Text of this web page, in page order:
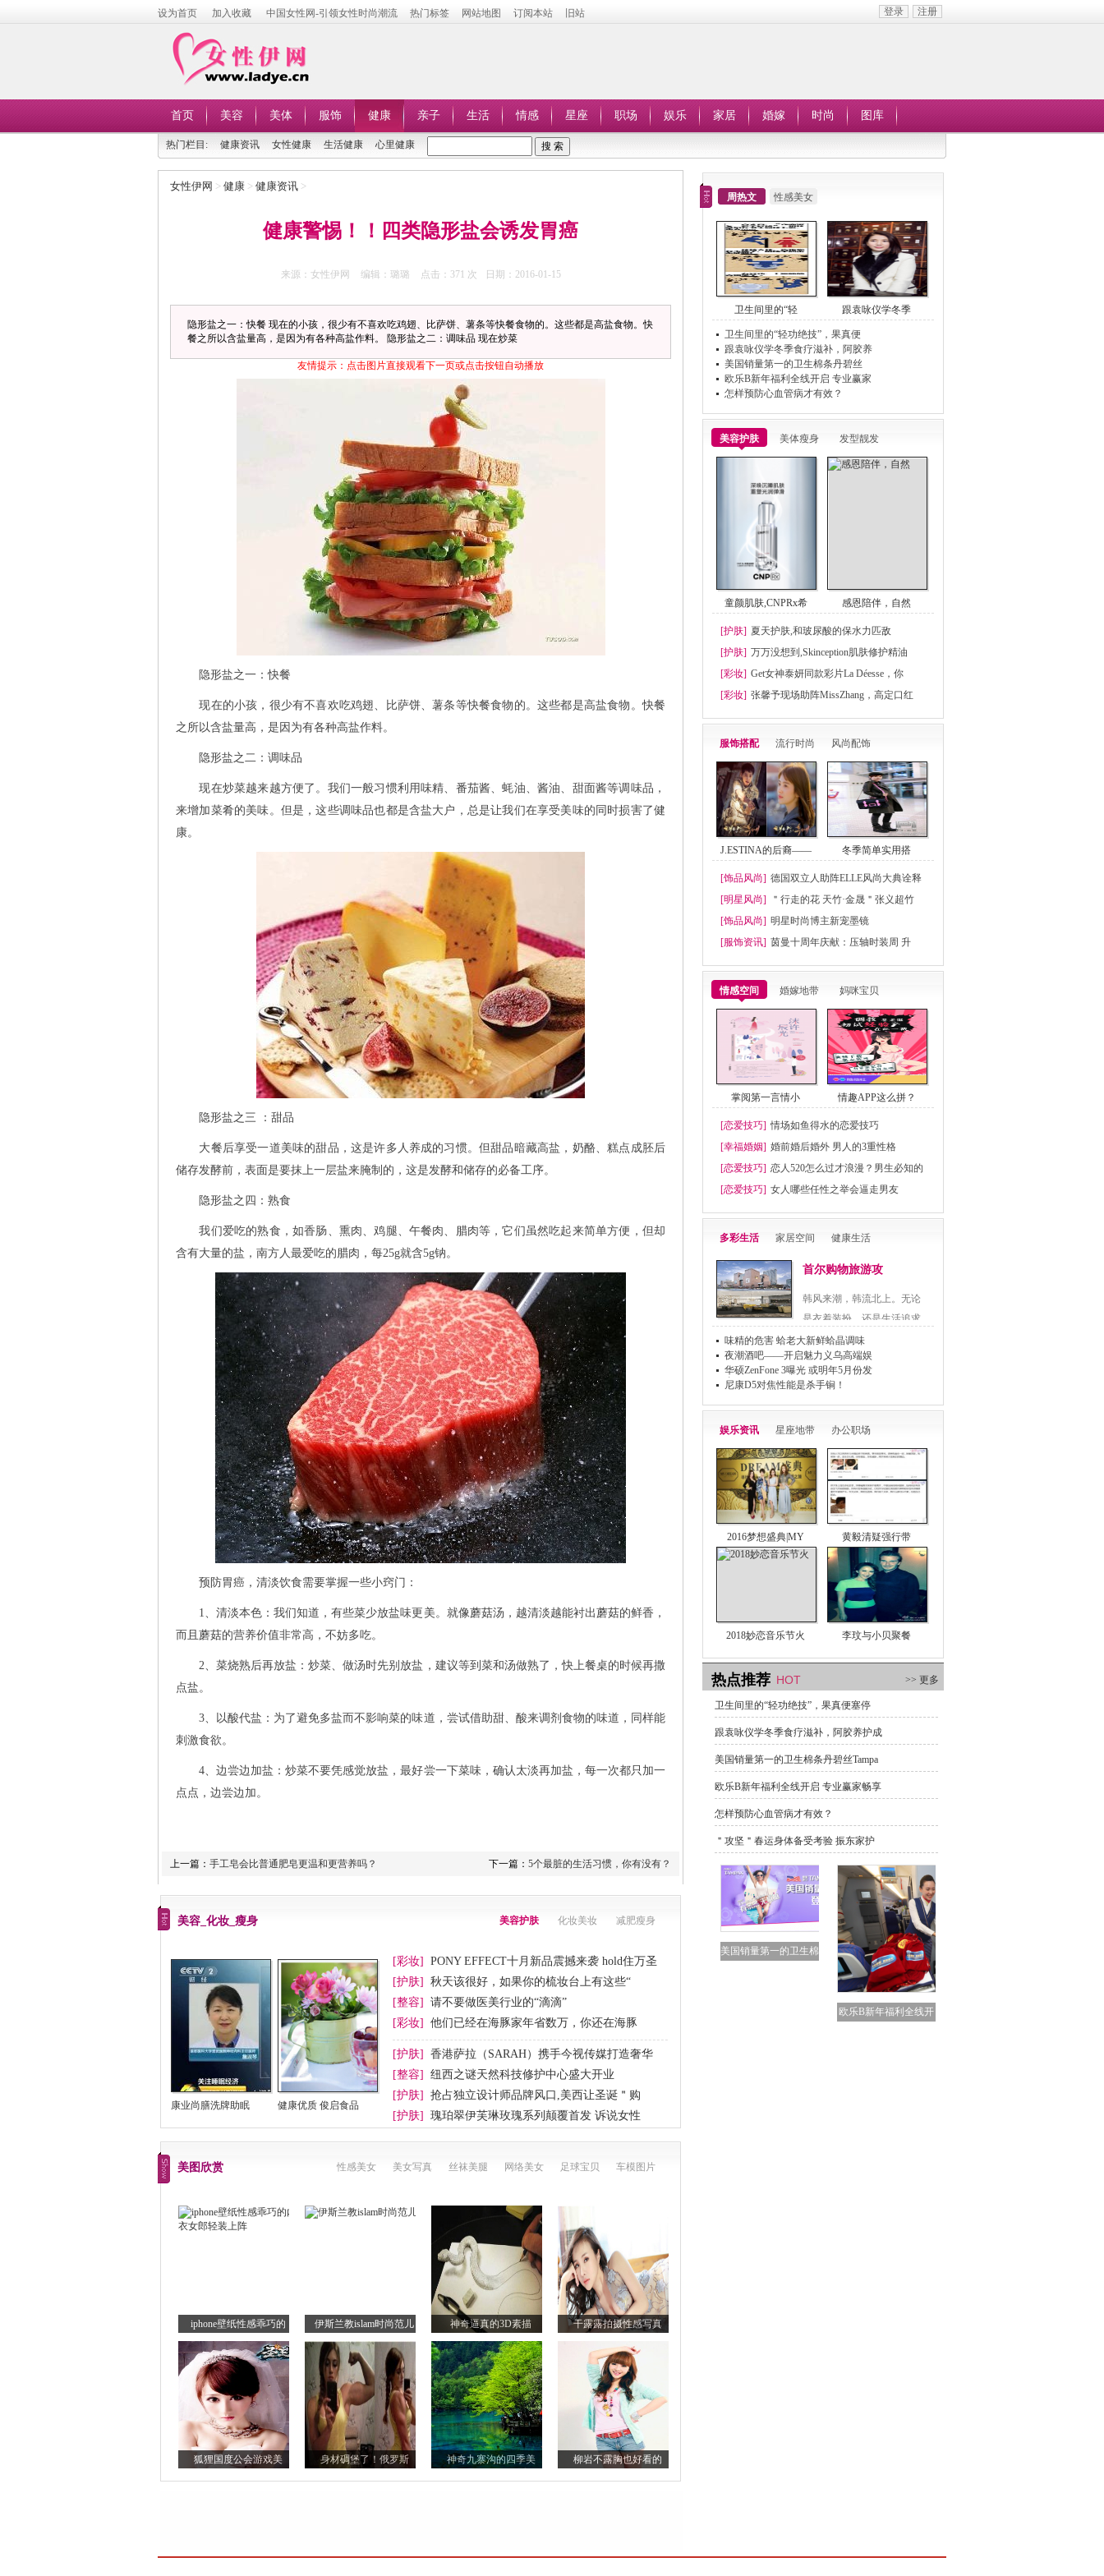
设为首页 加入收藏 中国女性网-引领女性时尚潮流 热门标签 网站地图 订阅本站 旧站 登录 注册
首页 美容 美体 服饰 健康 亲子 生活 情感 星座 职场 娱乐 家居 婚嫁 时尚 图库
热门栏目: 健康资讯 女性健康 生活健康 心里健康
女性伊网 > 健康 > 健康资讯 >
健康警惕！！四类隐形盐会诱发胃癌
来源：女性伊网 编辑：璐璐 点击： 371 次 日期：2016-01-15
隐形盐之一：快餐 现在的小孩，很少有不喜欢吃鸡翅、比萨饼、薯条等快餐食物的。这些都是高盐食物。快
餐之所以含盐量高，是因为有各种高盐作料。 隐形盐之二：调味品 现在炒菜
友情提示：点击图片直接观看下一页或点击按钮自动播放
隐形盐之一：快餐
现在的小孩，很少有不喜欢吃鸡翅、比萨饼、薯条等快餐食物的。这些都是高盐食物。快餐
之所以含盐量高，是因为有各种高盐作料。
隐形盐之二：调味品
现在炒菜越来越方便了。我们一般习惯利用味精、番茄酱、蚝油、酱油、甜面酱等调味品，
来增加菜肴的美味。但是，这些调味品也都是含盐大户，总是让我们在享受美味的同时损害了健
康。
隐形盐之三 ：甜品
大餐后享受一道美味的甜品，这是许多人养成的习惯。但甜品暗藏高盐，奶酪、糕点成胚后
储存发酵前，表面是要抹上一层盐来腌制的，这是发酵和储存的必备工序。
隐形盐之四：熟食
我们爱吃的熟食，如香肠、熏肉、鸡腿、午餐肉、腊肉等，它们虽然吃起来简单方便，但却
含有大量的盐，南方人最爱吃的腊肉，每25g就含5g钠。
预防胃癌，清淡饮食需要掌握一些小窍门：
1、清淡本色：我们知道，有些菜少放盐味更美。就像蘑菇汤，越清淡越能衬出蘑菇的鲜香，
而且蘑菇的营养价值非常高，不妨多吃。
2、菜烧熟后再放盐：炒菜、做汤时先别放盐，建议等到菜和汤做熟了，快上餐桌的时候再撒
点盐。
3、以酸代盐：为了避免多盐而不影响菜的味道，尝试借助甜、酸来调剂食物的味道，同样能
刺激食欲。
4、边尝边加盐：炒菜不要凭感觉放盐，最好尝一下菜味，确认太淡再加盐，每一次都只加一
点点，边尝边加。
上一篇： 手工皂会比普通肥皂更温和更营养吗？ 下一篇： 5个最脏的生活习惯，你有没有？
美容_化妆_瘦身 美容护肤 化妆美妆 减肥瘦身
康业尚膳洗牌助眠 健康优质 俊启食品
[彩妆]
PONY EFFECT十月新品震撼来袭 hold住万圣
节妆
[护肤]
秋天该很好，如果你的梳妆台上有这些“
[整容]
请不要做医美行业的“滴滴”
[彩妆]
他们已经在海豚家年省数万，你还在海豚
[护肤]
香港萨拉（SARAH）携手今视传媒打造奢华
[整容]
纽西之谜天然科技修护中心盛大开业
[护肤]
抢占独立设计师品牌风口,美西让圣诞＂购
[护肤]
瑰珀翠伊芙琳玫瑰系列颠覆首发 诉说女性
美图欣赏 性感美女 美女写真 丝袜美腿 网络美女 足球宝贝 车模图片
iphone壁纸性感乖巧的 伊斯兰教islam时尚范儿 神奇逼真的3D素描 干露露拍摄性感写真
狐狸国度公会游戏美 身材碉堡了！俄罗斯 神奇九寨沟的四季美 柳岩不露胸也好看的
周热文 性感美女
卫生间里的“轻 跟袁咏仪学冬季
卫生间里的“轻功绝技”，果真便
跟袁咏仪学冬季食疗滋补，阿胶养
美国销量第一的卫生棉条丹碧丝
欧乐B新年福利全线开启 专业赢家
怎样预防心血管病才有效？
美容护肤 美体瘦身 发型靓发
童颜肌肤,CNPRx希 感恩陪伴，自然
[护肤] 夏天护肤,和玻尿酸的保水力匹敌
[护肤] 万万没想到,Skinception肌肤修护精油
[彩妆] Get女神泰妍同款彩片La Déesse，你
[彩妆] 张馨予现场助阵MissZhang，高定口红
服饰搭配 流行时尚 风尚配饰
J.ESTINA的后裔—— 冬季简单实用搭
[饰品风尚] 德国双立人助阵ELLE风尚大典诠释
[明星风尚]
＂行走的花 天竹·金晟＂张义超竹
[饰品风尚] 明星时尚博主新宠墨镜
[服饰资讯] 茵曼十周年庆献：压轴时装周 升
情感空间 婚嫁地带 妈咪宝贝
掌阅第一言情小 情趣APP这么拼？
[恋爱技巧] 情场如鱼得水的恋爱技巧
[幸福婚姻] 婚前婚后婚外 男人的3重性格
[恋爱技巧] 恋人520怎么过才浪漫？男生必知的
[恋爱技巧] 女人哪些任性之举会逼走男友
多彩生活 家居空间 健康生活
首尔购物旅游攻
韩风来潮，韩流北上。无论
是衣着装扮，还是生活追求
都..
味精的危害 蛤老大新鲜蛤晶调味
夜潮酒吧——开启魅力义乌高端娱
华硕ZenFone 3曝光 或明年5月份发
布
尼康D5对焦性能是杀手锏！
娱乐资讯 星座地带 办公职场
2016梦想盛典|MY 黄毅清疑强行带
2018妙恋音乐节火 李玟与小贝聚餐
热点推荐 HOT >> 更多
卫生间里的“轻功绝技”，果真便塞停
跟袁咏仪学冬季食疗滋补，阿胶养护成
美国销量第一的卫生棉条丹碧丝Tampa
欧乐B新年福利全线开启 专业赢家畅享
怎样预防心血管病才有效？
＂攻坚＂春运身体备受考验 振东家护
美国销量第一的卫生棉
欧乐B新年福利全线开